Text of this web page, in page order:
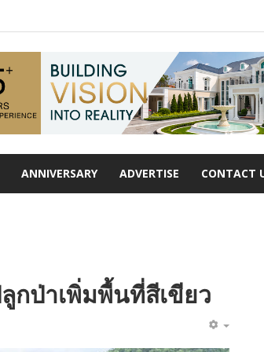
ANNIVERSARY ADVERTISE CONTACT
กป่าเพิ่มพื้นที่สีเขียว